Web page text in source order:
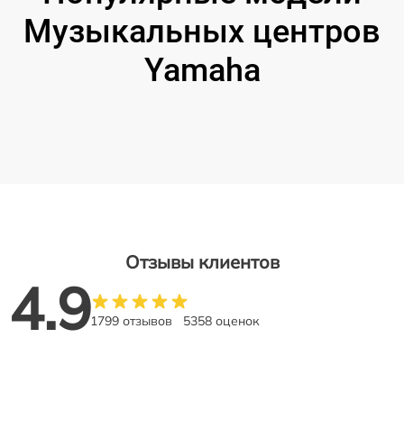
Музыкальных центров
Yamaha
Отзывы клиентов
4.91799 отзывов 5358 оценок